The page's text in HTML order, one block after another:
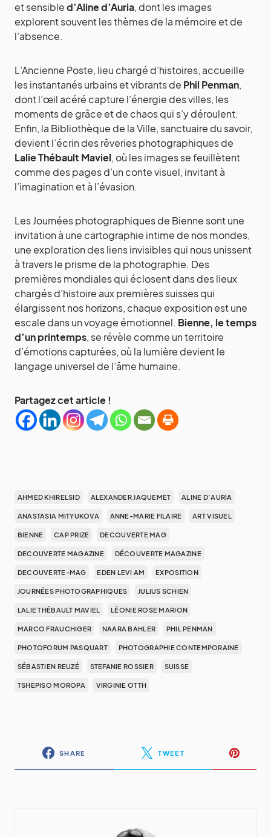
et sensibled’Aline d’Auria, dont les images
explorent souvent les thèmes de la mémoire et de
l’absence.
L’Ancienne Poste, lieu chargé d’histoires, accueille
les instantanés urbains et vibrants de Phil Penman,
dont l’œil acéré capture l’énergie des villes, les
moments de grâce et de chaos qui s’y déroulent.
Enfin, la Bibliothèque de la Ville, sanctuaire du savoir,
devient l’écrin des rêveries photographiques de
Lalie Thébault Maviel, où les images se feuillètent
comme des pages d’un conte visuel, invitant à
l’imagination et à l’évasion.
Les Journées photographiques de Bienne sont une
invitation à une cartographie intime de nos mondes,
une exploration des liens invisibles qui nous unissent
à travers le prisme de la photographie. Des
premières mondiales qui éclosent dans des lieux
chargés d’histoire aux premières suisses qui
élargissent nos horizons, chaque exposition est une
escale dans un voyage émotionnel. Bienne, le temps
d’un printemps, se révèle comme un territoire
d’émotions capturées, où la lumière devient le
langage universel de l’âme humaine.
Partagez cet article !
AHMED KHIRELSID ALEXANDER JAQUEMET ALINE D’AURIA
ANASTASIA MITYUKOVA ANNE-MARIE FILAIRE ART VISUEL
BIENNE CAP PRIZE DECOUVERTE MAG
DECOUVERTE MAGAZINE DÉCOUVERTE MAGAZINE
DECOUVERTE-MAG EDEN LEVI AM EXPOSITION
JOURNÉES PHOTOGRAPHIQUES JULIUS SCHIEN
LALIE THÉBAULT MAVIEL LÉONIE ROSE MARION
MARCO FRAUCHIGER NAARA BAHLER PHIL PENMAN
PHOTOFORUM PASQUART PHOTOGRAPHIE CONTEMPORAINE
SÉBASTIEN REUZÉ STEFANIE ROSSIER SUISSE
TSHEPISO MOROPA VIRGINIE OTTH
SHARE TWEET